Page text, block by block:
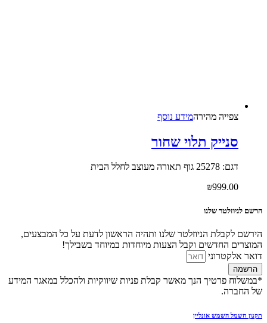
צפייה‬ ‫מהירה‬מידע נוסף
סנייק תלוי שחור
דגם: 25278 גוף תאורה מעוצב לחלל הבית
₪999.00
הרשם לניוזלטר שלנו
הירשם לקבלת הניוזלטר שלנו ותהיה הראשון לדעת על כל המבצעים,
המוצרים החדשים וקבל הצעות מיוחדות במיוחד בשבילך!
דואר אלקטרוני
הרשמה
*במשלוח פרטיך הנך מאשר קבלת פניות שיווקיות ולהכלל במאגר המידע
של החברה.
תקנון חשמל השמש אונליין